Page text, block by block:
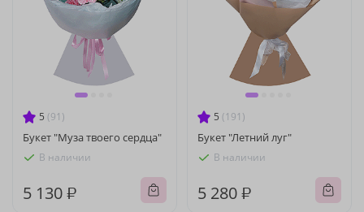
5 (91)
Букет "Муза твоего сердца"
В наличии
5 130 ₽
5 (191)
Букет "Летний луг"
В наличии
5 280 ₽